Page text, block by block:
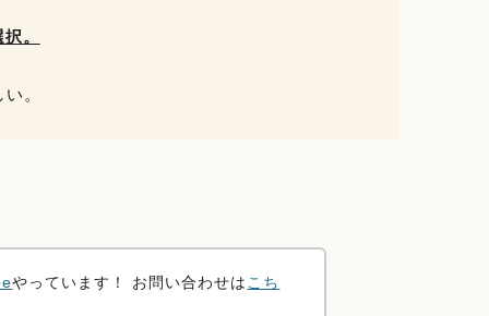
。
。
やっています！ お問い合わせは こち